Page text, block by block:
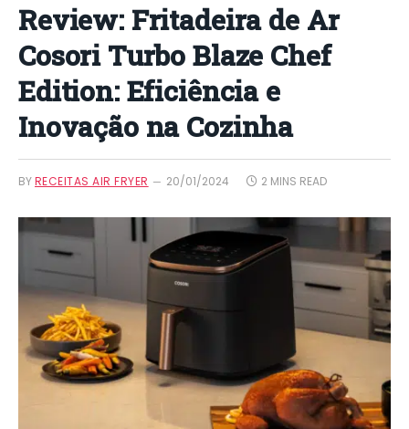
Review: Fritadeira de Ar
Cosori Turbo Blaze Chef
Edition: Eficiência e
Inovação na Cozinha
BYRECEITAS AIR FRYER 20/01/2024 2 MINS READ